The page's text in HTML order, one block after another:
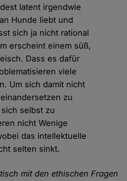
latent irgendwie
Hunde liebt und
sich ja nicht rational
erscheint einem süß,
Dass es dafür
viele
Um sich damit nicht
zu
selbst zu
nicht Wenige
das intellektuelle
selten sinkt.
mit den ethischen Fragen